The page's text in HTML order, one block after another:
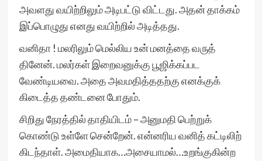
அவளது வயிற்றிலும் அடிபட்டு விட்டது. அதன் தாக்கம்
இப்பொழுது எனது வயிற்றில் அடித்தது.
வனிதா ! மலரிலும் மெல்லிய உன் மனத்தை வருத்
தினேன். மலர்கள் இறைவனுக்கு பூஜிக்கப்பட
வேண்டியவை. அதை அவமதித்ததற்கு எனக்குக்
கிடைத்த தண்டனை போதும்.
சிறிது நேரத்தில் தாதியிடம் – அனுமதி பெற்றுக்
கொண்டு உள்ளே சென்றேன். என்னரிய வனித் கட்டிலிற்
கிடந்தாள். அமைதியாக…அசையாமல்…உறங்குகின்ற